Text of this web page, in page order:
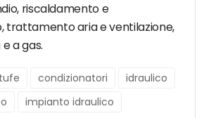
riscaldamento e
trattamento aria e ventilazione,
a gas.
condizionatori
idraulico
impianto idraulico